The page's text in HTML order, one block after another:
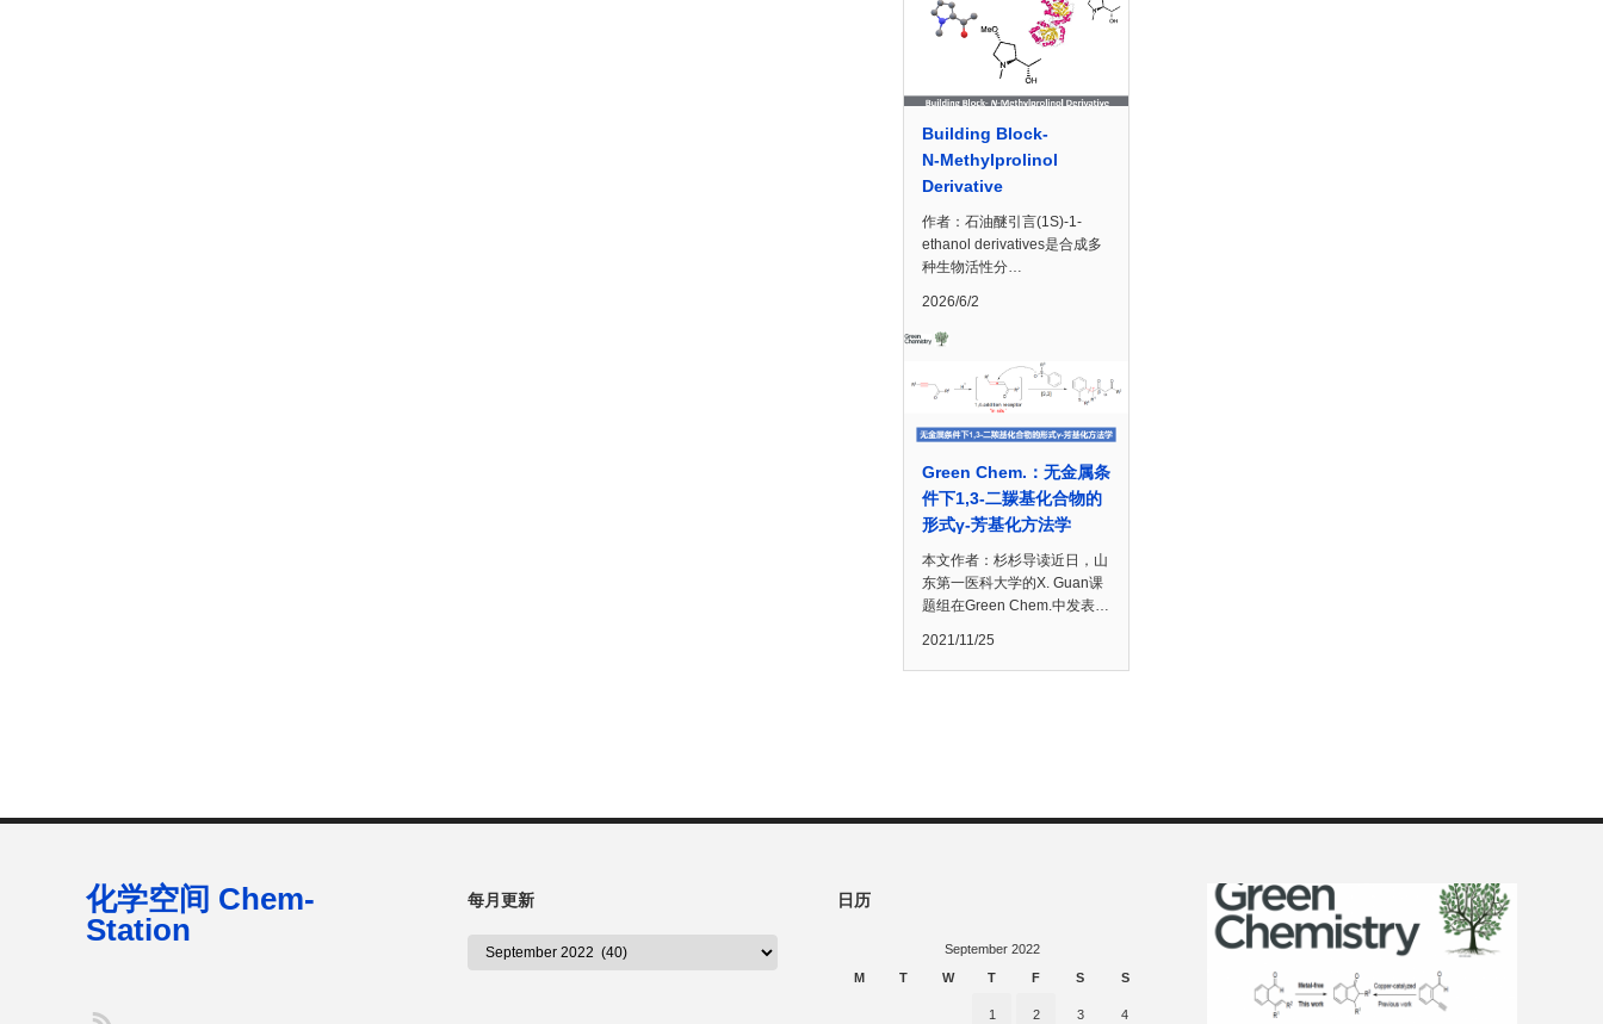
Building Block-
N‑Methylprolinol
Derivative
作者：石油醚引言(1S)-1-
ethanol derivatives是合成多
种生物活性分…
2026/6/2
Green Chem.：无金属条
件下1,3-二羰基化合物的
形式γ-芳基化方法学
本文作者：杉杉导读近日，山
东第一医科大学的X. Guan课
题组在Green Chem.中发表…
2021/11/25
每月更新 日历
September 2022
M
T W T F S S
1 2 3 4
化学空间 Chem-
Station